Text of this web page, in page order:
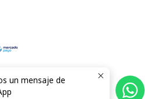
Desarrollado por Jumpseller.
un mensaje de